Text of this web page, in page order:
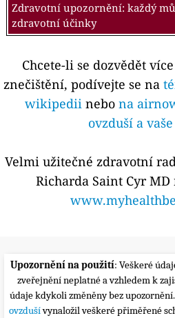
Zdravotní upozornění: každý
zdravotní účinky
Chcete-li se dozvědět
znečištění, podívejte se na
wikipedii nebo na
ovzduší a
Velmi užitečné zdravotní
Richarda Saint Cyr
Upozornění na použití: Veškeré
zveřejnění neplatné a vzhledem k
údaje kdykoli změněny bez
ovzdušívynaložil veškeré přiměřené